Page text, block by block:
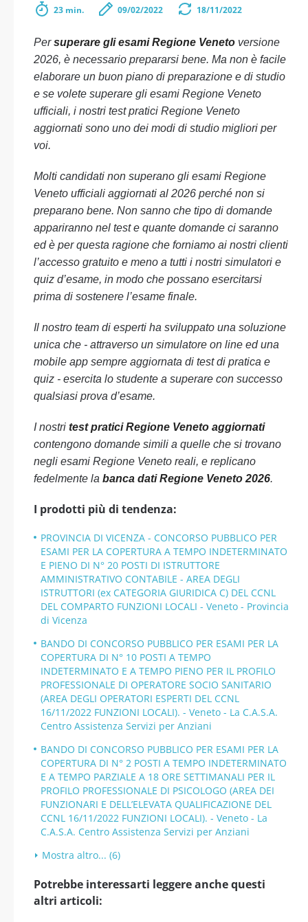
23 min. 09/02/2022 18/11/2022
Persuperare gli esami Regione Veneto versione
2026, è necessario prepararsi bene. Ma non è facile
elaborare un buon piano di preparazione e di studio
e se volete superare gli esami Regione Veneto
ufficiali, i nostri test pratici Regione Veneto
aggiornati sono uno dei modi di studio migliori per
voi.
Molti candidati non superano gli esami Regione
Veneto ufficiali aggiornati al 2026 perché non si
preparano bene. Non sanno che tipo di domande
appariranno nel test e quante domande ci saranno
ed è per questa ragione che forniamo ai nostri clienti
l’accesso gratuito e meno a tutti i nostri simulatori e
quiz d’esame, in modo che possano esercitarsi
prima di sostenere l’esame finale.
Il nostro team di esperti ha sviluppato una soluzione
unica che - attraverso un simulatore on line ed una
mobile app sempre aggiornata di test di pratica e
quiz - esercita lo studente a superare con successo
qualsiasi prova d’esame.
I nostri test pratici Regione Veneto aggiornati
contengono domande simili a quelle che si trovano
negli esami Regione Veneto reali, e replicano
fedelmente la banca dati Regione Veneto 2026.
I prodotti più di tendenza:
PROVINCIA DI VICENZA - CONCORSO PUBBLICO PER
ESAMI PER LA COPERTURA A TEMPO INDETERMINATO
E PIENO DI N° 20 POSTI DI ISTRUTTORE
AMMINISTRATIVO CONTABILE - AREA DEGLI
ISTRUTTORI (ex CATEGORIA GIURIDICA C) DEL CCNL
DEL COMPARTO FUNZIONI LOCALI - Veneto - Provincia
di Vicenza
BANDO DI CONCORSO PUBBLICO PER ESAMI PER LA
COPERTURA DI N° 10 POSTI A TEMPO
INDETERMINATO E A TEMPO PIENO PER IL PROFILO
PROFESSIONALE DI OPERATORE SOCIO SANITARIO
(AREA DEGLI OPERATORI ESPERTI DEL CCNL
16/11/2022 FUNZIONI LOCALI). - Veneto - La C.A.S.A.
Centro Assistenza Servizi per Anziani
BANDO DI CONCORSO PUBBLICO PER ESAMI PER LA
COPERTURA DI N° 2 POSTI A TEMPO INDETERMINATO
E A TEMPO PARZIALE A 18 ORE SETTIMANALI PER IL
PROFILO PROFESSIONALE DI PSICOLOGO (AREA DEI
FUNZIONARI E DELL’ELEVATA QUALIFICAZIONE DEL
CCNL 16/11/2022 FUNZIONI LOCALI). - Veneto - La
C.A.S.A. Centro Assistenza Servizi per Anziani
Mostra altro... (6)
Potrebbe interessarti leggere anche questi
altri articoli: